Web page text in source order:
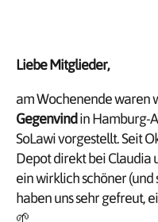
Liebe Mitglieder,
am Wochenende waren
Gegenvindin Hamburg-
SoLawi vorgestellt. Seit
Depot direkt bei Claudia
ein wirklich schöner (und
haben uns sehr gefreut,
🌱